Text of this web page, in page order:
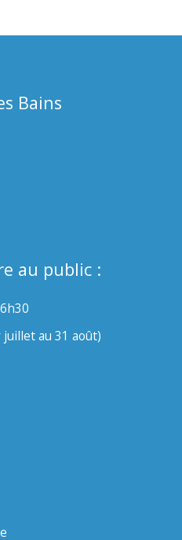
Bains
au public :
au 31 août)